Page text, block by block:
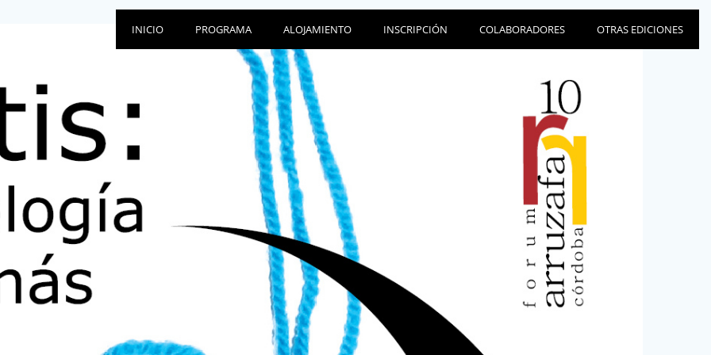
INICIO PROGRAMA ALOJAMIENTO INSCRIPCIÓN COLABORADORES OTRAS EDICIONES